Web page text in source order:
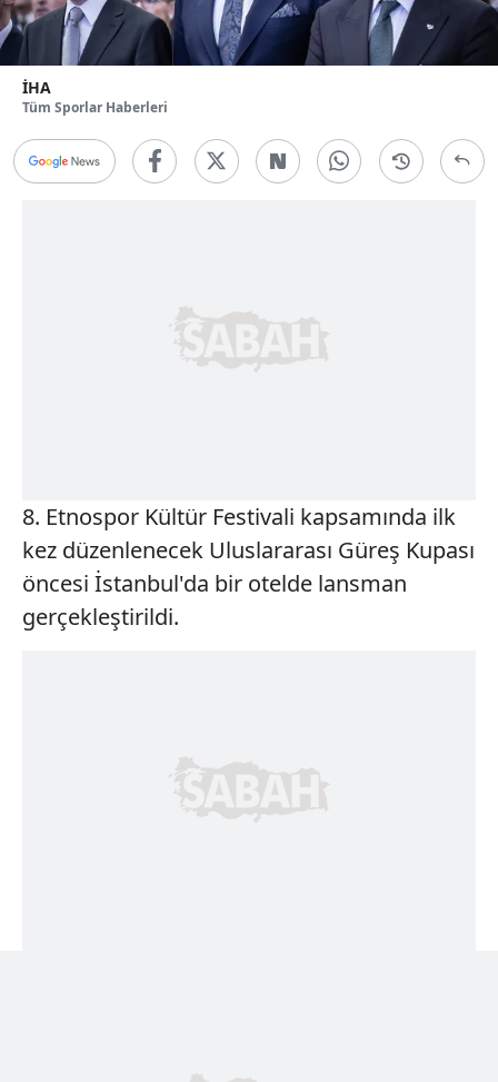
İHA
Tüm Sporlar Haberleri
8. Etnospor Kültür Festivali kapsamında ilk
kez düzenlenecek Uluslararası Güreş Kupası
öncesi İstanbul'da bir otelde lansman
gerçekleştirildi.